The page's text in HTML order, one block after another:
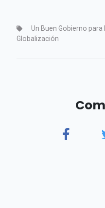
Un Buen Gobierno para
Globalización